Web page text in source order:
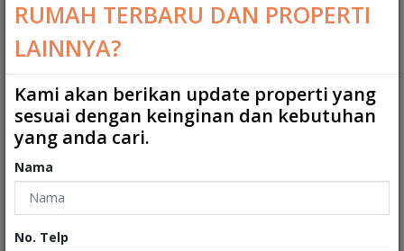
Kamar Tidur : 10
Kamar Tidur ART
Kamar Mandi : 4
Kamar Mandi ART : 0
Ukuran Tanah
Ukuran Bangunan
Garasi
RUMAH TERBARU DAN PROPERTI
LAINNYA?
Kami akan berikan update properti yang
sesuai dengan keinginan dan kebutuhan
yang anda cari.
Nama
No. Telp